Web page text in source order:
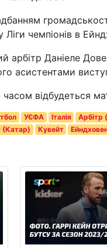
чемпіонів в
арбітр Даніеле
асистентами
відбудеться
УЄФА Італія Арбітр
(Катар) Кувейт